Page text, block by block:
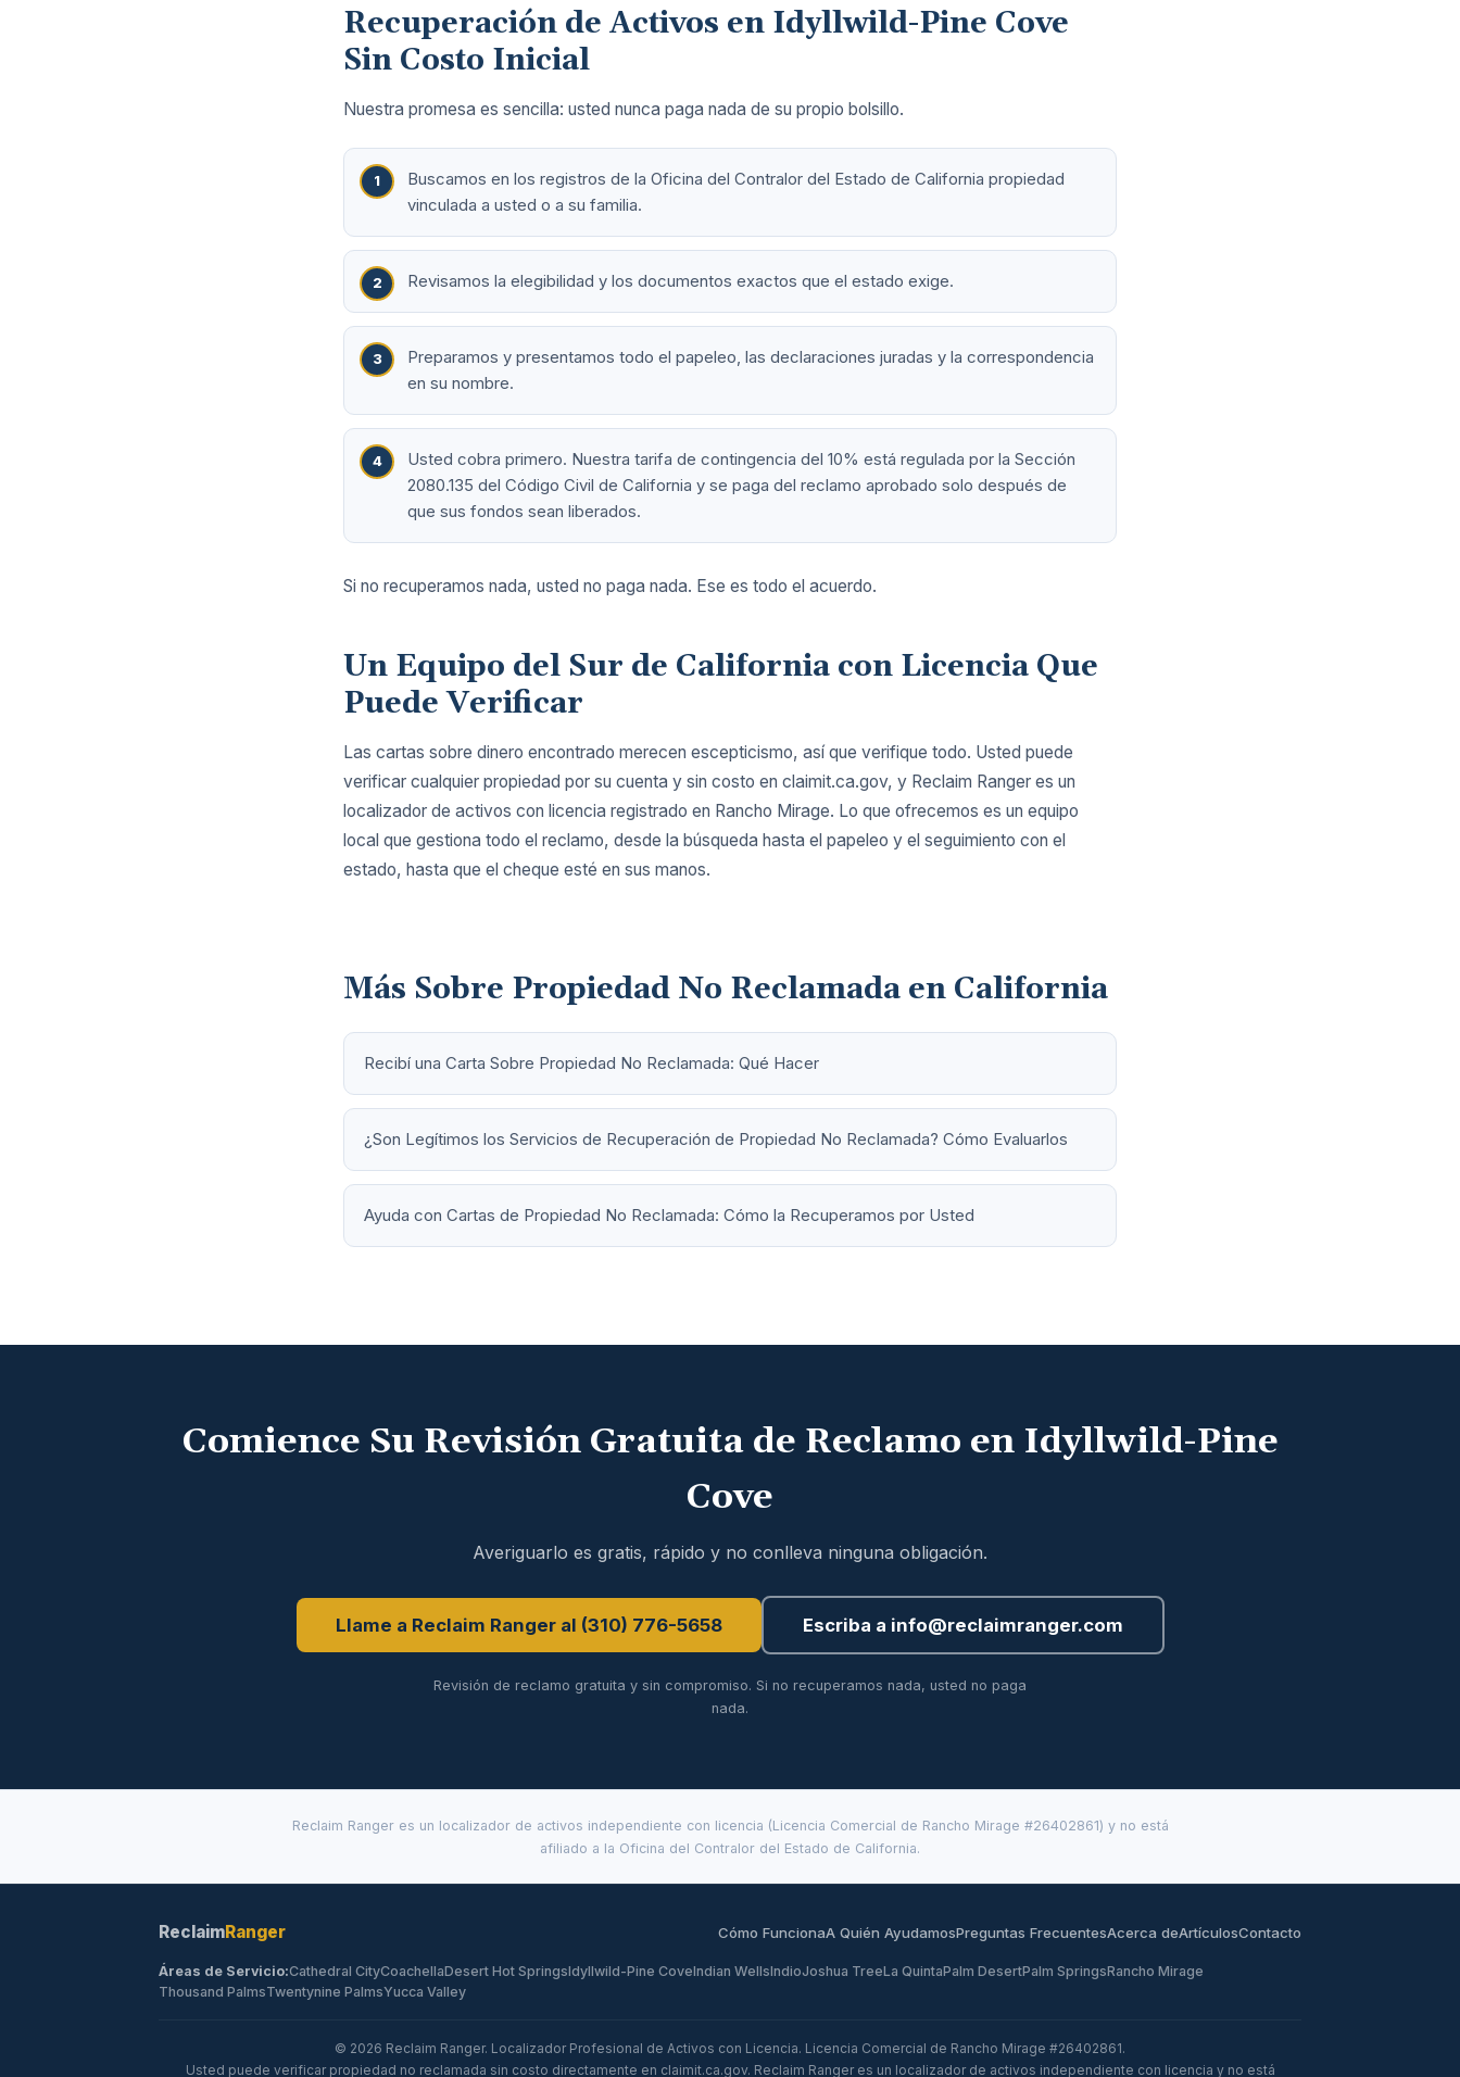
Recuperación de Activos en Idyllwild-Pine Cove
Sin Costo Inicial
Nuestra promesa es sencilla: usted nunca paga nada de su propio bolsillo.
Buscamos en los registros de la Oficina del Contralor del Estado de California propiedad
vinculada a usted o a su familia.
Revisamos la elegibilidad y los documentos exactos que el estado exige.
Preparamos y presentamos todo el papeleo, las declaraciones juradas y la correspondencia
en su nombre.
Usted cobra primero. Nuestra tarifa de contingencia del 10% está regulada por la Sección
2080.135 del Código Civil de California y se paga del reclamo aprobado solo después de
que sus fondos sean liberados.
Si no recuperamos nada, usted no paga nada. Ese es todo el acuerdo.
Un Equipo del Sur de California con Licencia Que
Puede Verificar
Las cartas sobre dinero encontrado merecen escepticismo, así que verifique todo. Usted puede
verificar cualquier propiedad por su cuenta y sin costo en claimit.ca.gov, y Reclaim Ranger es un
localizador de activos con licencia registrado en Rancho Mirage. Lo que ofrecemos es un equipo
local que gestiona todo el reclamo, desde la búsqueda hasta el papeleo y el seguimiento con el
estado, hasta que el cheque esté en sus manos.
Más Sobre Propiedad No Reclamada en California
Recibí una Carta Sobre Propiedad No Reclamada: Qué Hacer
¿Son Legítimos los Servicios de Recuperación de Propiedad No Reclamada? Cómo Evaluarlos
Ayuda con Cartas de Propiedad No Reclamada: Cómo la Recuperamos por Usted
Comience Su Revisión Gratuita de Reclamo en Idyllwild-Pine
Cove
Averiguarlo es gratis, rápido y no conlleva ninguna obligación.
Llame a Reclaim Ranger al (310) 776-5658 Escriba a info@reclaimranger.com
Revisión de reclamo gratuita y sin compromiso. Si no recuperamos nada, usted no paga
nada.
Reclaim Ranger es un localizador de activos independiente con licencia (Licencia Comercial de Rancho Mirage #26402861) y no está
afiliado a la Oficina del Contralor del Estado de California.
ReclaimRanger Cómo FuncionaA Quién AyudamosPreguntas FrecuentesAcerca deArtículosContacto
Áreas de Servicio:Cathedral CityCoachellaDesert Hot SpringsIdyllwild-Pine CoveIndian WellsIndioJoshua TreeLa QuintaPalm DesertPalm SpringsRancho Mirage
Thousand PalmsTwentynine PalmsYucca Valley
© 2026 Reclaim Ranger. Localizador Profesional de Activos con Licencia. Licencia Comercial de Rancho Mirage #26402861.
Usted puede verificar propiedad no reclamada sin costo directamente en claimit.ca.gov. Reclaim Ranger es un localizador de activos independiente con licencia y no está